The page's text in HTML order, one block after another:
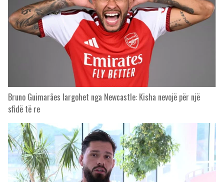
Bruno Guimarães largohet nga Newcastle: Kisha nevojë për një
sfidë të re